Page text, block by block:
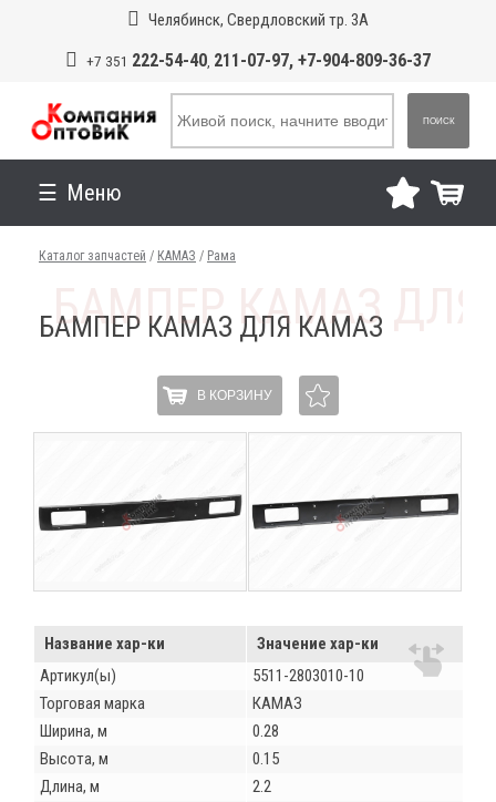
Челябинск, Свердловский тр. 3А
+7 351 222-54-40, 211-07-97, +7-904-809-36-37
ПОИСК
Меню
Каталог запчастей / КАМАЗ / Рама
БАМПЕР КАМАЗ ДЛЯ КАМАЗ
В КОРЗИНУ
Название хар-ки
Значение хар-ки
Артикул(ы)
5511-2803010-10
Торговая марка
КАМАЗ
Ширина, м
0.28
Высота, м
0.15
Длина, м
2.2